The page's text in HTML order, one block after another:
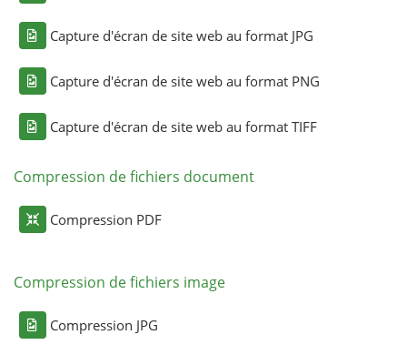
Capture d'écran de site web au format JPG
Capture d'écran de site web au format PNG
Capture d'écran de site web au format TIFF
Compression de fichiers document
Compression PDF
Compression de fichiers image
Compression JPG